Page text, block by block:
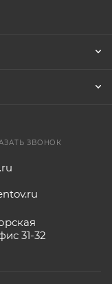
ЗВОНОК
31-32